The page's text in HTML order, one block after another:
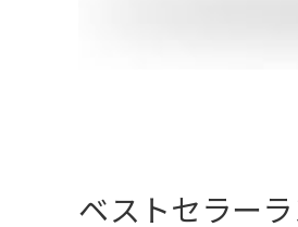
ベストセラー